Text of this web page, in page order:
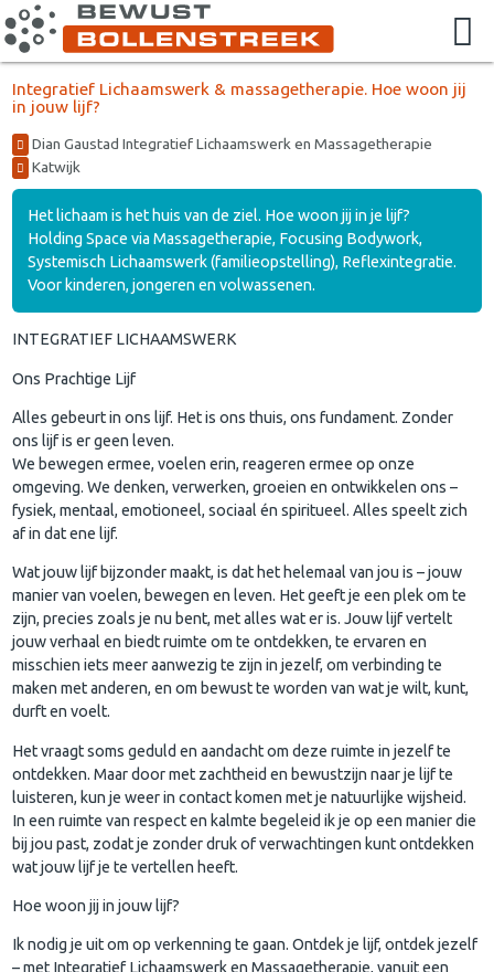
Integratief Lichaamswerk & massagetherapie. Hoe woon jij
in jouw lijf?
Dian Gaustad Integratief Lichaamswerk en Massagetherapie
Katwijk
Het lichaam is het huis van de ziel. Hoe woon jij in je lijf?
Holding Space via Massagetherapie, Focusing Bodywork,
Systemisch Lichaamswerk (familieopstelling), Reflexintegratie.
Voor kinderen, jongeren en volwassenen.
INTEGRATIEF LICHAAMSWERK
Ons Prachtige Lijf
Alles gebeurt in ons lijf. Het is ons thuis, ons fundament. Zonder
ons lijf is er geen leven.
We bewegen ermee, voelen erin, reageren ermee op onze
omgeving. We denken, verwerken, groeien en ontwikkelen ons –
fysiek, mentaal, emotioneel, sociaal én spiritueel. Alles speelt zich
af in dat ene lijf.
Wat jouw lijf bijzonder maakt, is dat het helemaal van jou is – jouw
manier van voelen, bewegen en leven. Het geeft je een plek om te
zijn, precies zoals je nu bent, met alles wat er is. Jouw lijf vertelt
jouw verhaal en biedt ruimte om te ontdekken, te ervaren en
misschien iets meer aanwezig te zijn in jezelf, om verbinding te
maken met anderen, en om bewust te worden van wat je wilt, kunt,
durft en voelt.
Het vraagt soms geduld en aandacht om deze ruimte in jezelf te
ontdekken. Maar door met zachtheid en bewustzijn naar je lijf te
luisteren, kun je weer in contact komen met je natuurlijke wijsheid.
In een ruimte van respect en kalmte begeleid ik je op een manier die
bij jou past, zodat je zonder druk of verwachtingen kunt ontdekken
wat jouw lijf je te vertellen heeft.
Hoe woon jij in jouw lijf?
Ik nodig je uit om op verkenning te gaan. Ontdek je lijf, ontdek jezelf
– met Integratief Lichaamswerk en Massagetherapie, vanuit een